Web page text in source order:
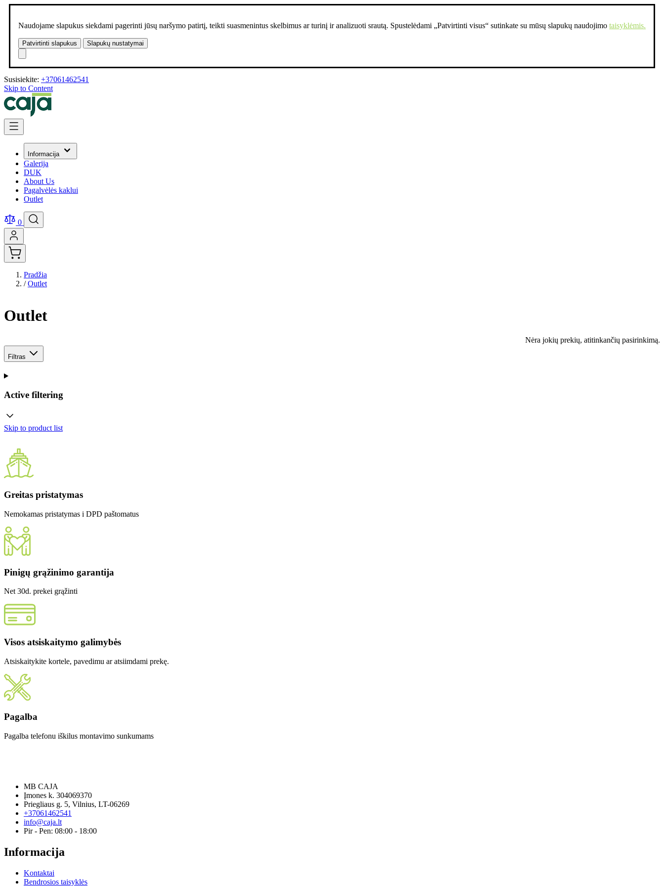
Naudojame slapukus siekdami pagerinti jūsų naršymo patirtį, teikti suasmenintus skelbimus ar turinį ir analizuoti srautą. Spustelėdami „Patvirtinti visus“ sutinkate su mūsų slapukų naudojimo taisyklėmis.
Patvirtinti slapukus Slapukų nustatymai
Susisiekite: +37061462541
Skip to Content
Informacija
Galerija
DUK
About Us
Pagalvėlės kaklui
Outlet
0
Pradžia
/ Outlet
Outlet
Filtras
Active filtering
Skip to product list
Nėra jokių prekių, atitinkančių pasirinkimą.
Greitas pristatymas
Nemokamas pristatymas i DPD paštomatus
Pinigų grąžinimo garantija
Net 30d. prekei grąžinti
Visos atsiskaitymo galimybės
Atsiskaitykite kortele, pavedimu ar atsiimdami prekę.
Pagalba
Pagalba telefonu iškilus montavimo sunkumams
MB CAJA
Įmones k. 304069370
Priegliaus g. 5, Vilnius, LT-06269
+37061462541
info@caja.lt
Pir - Pen: 08:00 - 18:00
Informacija
Kontaktai
Bendrosios taisyklės